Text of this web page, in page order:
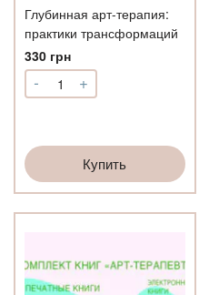
Глубинная арт-терапия:
практики трансформаций
330 грн
-
Количество
Глубинная
трансформаций
+
Купить